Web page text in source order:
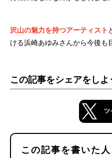
沢山の魅力を持つアーティスト
ける浜崎あゆみさんから今後も
この記事をシェアをしよ
ツ
この記事を書いた人